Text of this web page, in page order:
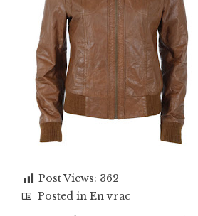
Post Views: 362
Posted in En vrac